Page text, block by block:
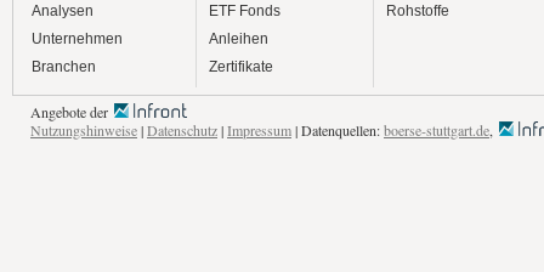
Analysen
Unternehmen
Branchen
ETF Fonds
Anleihen
Zertifikate
Rohstoffe
Angebote der
Nutzungshinweise|Datenschutz|Impressum| Datenquellen:boerse-stuttgart.de,